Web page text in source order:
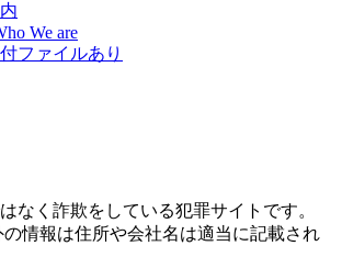
We are
ファイルあり
なく詐欺をしている犯罪サイトです。
情報は住所や会社名は適当に記載され